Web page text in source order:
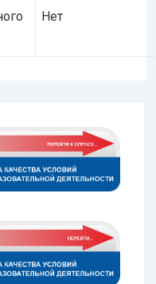
Нет